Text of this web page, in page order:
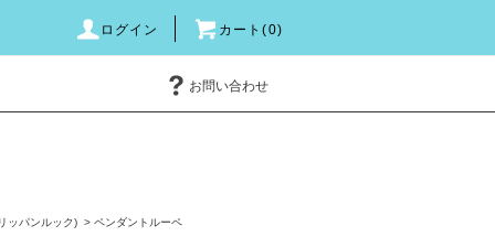
ログイン カート(0)
お問い合わせ
ッパンルック) > ペンダントルーペ